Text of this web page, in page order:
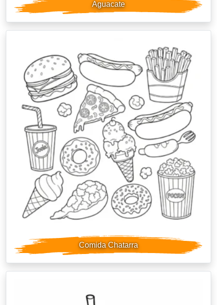
Aguacate
Comida Chatarra